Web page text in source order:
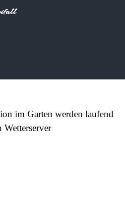
im Garten werden laufend
Wetterserver